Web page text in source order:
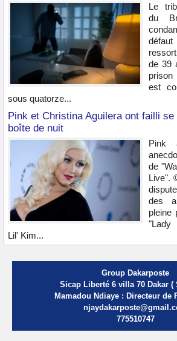
Le
du
de 39
est
sous quatorze...
Pink et Christina Aguilera ont failli
boîte de nuit
Pink
de
Live".
des
pleine
"Lady
Lil' Kim...
Group Dakarposte
Sicap Liberté 6 villa 70 Dakar (
Mamadou Ndiaye : Directeur de
775510747